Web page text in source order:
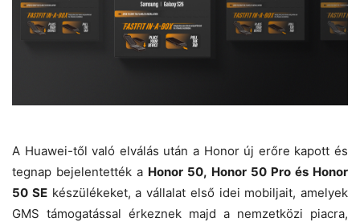
A Huawei-től való elválás után a Honor új erőre kapott és
tegnap bejelentették a Honor 50, Honor 50 Pro és Honor
50 SEkészülékeket, a vállalat első idei mobiljait, amelyek
GMS támogatással érkeznek majd a nemzetközi piacra,